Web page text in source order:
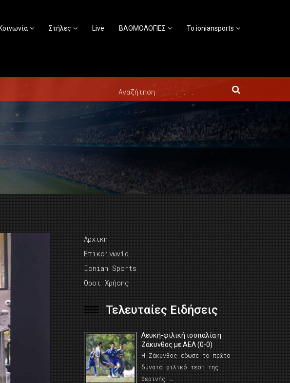
Κοινωνία Στήλες Live ΒΑΘΜΟΛΟΓΙΕΣ Το ioniansports
Αρχική
Επικοινωνία
Ionian Sports
Όροι Χρήσης
Τελευταίες Ειδήσεις
Λευκή-φιλική ισοπαλία η
Ζάκυνθος με ΑΕΛ (0-0)
Η Ζάκυνθος έδωσε το πρώτο
δυνατό φιλικό τεστ της
θερινής …